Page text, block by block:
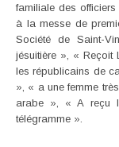
familiale des
à la messe de
Société de Saint-
jésuitière », «
les républicains de
», « a une femme
arabe », « A reçu
télégramme ».